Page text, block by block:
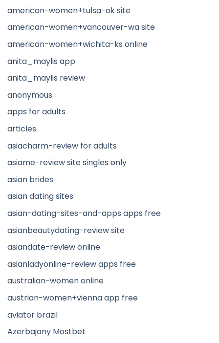
american-women+tulsa-ok site
american-women+vancouver-wa site
american-women+wichita-ks online
anita_maylis app
anita_maylis review
anonymous
apps for adults
articles
asiacharm-review for adults
asiame-review site singles only
asian brides
asian dating sites
asian-dating-sites-and-apps apps free
asianbeautydating-review site
asiandate-review online
asianladyonline-review apps free
australian-women online
austrian-women+vienna app free
aviator brazil
Azerbajany Mostbet